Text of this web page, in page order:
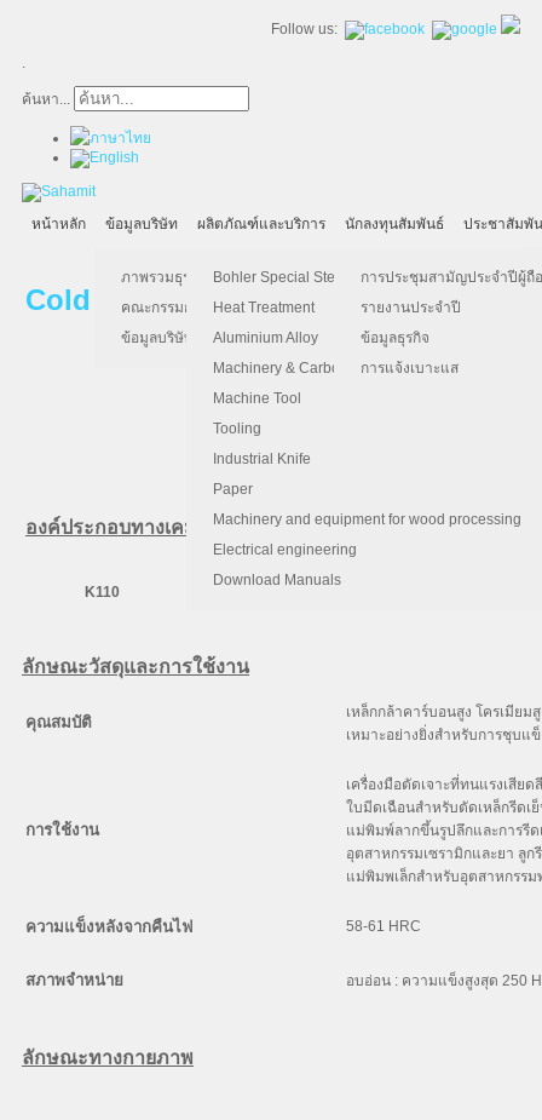
Follow us:
.
ค้นหา...
หน้าหลัก ข้อมูลบริษัท
ภาพรวมธุรกิจ
คณะกรรมการบริษัท
ข้อมูลบริษัท
ผลิตภัณฑ์และบริการ
Bohler Special Steel
Heat Treatment
Aluminium Alloy
Machinery & Carbon Steels
Machine Tool
Tooling
Industrial Knife
Paper
Machinery and equipment for wood processing
Electrical engineering
Download Manuals
นักลงทุนสัมพันธ์
การประชุมสามัญประจำปีผู้ถื
รายงานประจำปี
ข้อมูลธุรกิจ
การแจ้งเบาะแส
ประชาสัมพั
Cold Work Tool Steel (เหล็กแข็งงานเย็
องค์ประกอบทางเคมี (เฉลี่ย %)
K110
ลักษณะวัสดุและการใช้งาน
คุณสมบัติ
เหล็กกล้าคาร์บอนสูง โครเมียม
เหมาะอย่างยิ่งสำหรับการชุบแ
การใช้งาน
เครื่องมือตัดเจาะที่ทนแรงเสียด
ใบมีดเฉือนสำหรับตัดเหล็กรีดเย็
แม่พิมพ์ลากขึ้นรูปลึกและการรีด
อุตสาหกรรมเซรามิกและยา ลูก
แม่พิมพเล็กสำหรับอุตสาหกรร
ความแข็งหลังจากคืนไฟ 58-61 HRC
สภาพจำหน่าย อบอ่อน : ความแข็งสูงสุด 250
ลักษณะทางกายภาพ